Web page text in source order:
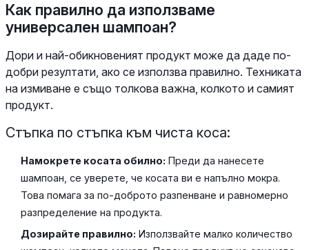
Как правилно да използваме
универсален шампоан?
Дори и най-обикновеният продукт може да даде по-
добри резултати, ако се използва правилно. Техниката
на измиване е също толкова важна, колкото и самият
продукт.
Стъпка по стъпка към чиста коса:
Намокрете косата обилно: Преди да нанесете
шампоан, се уверете, че косата ви е напълно мокра.
Това помага за по-доброто разпенване и равномерно
разпределение на продукта.
Дозирайте правилно: Използвайте малко количество